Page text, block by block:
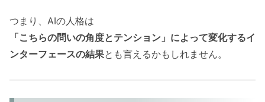
つまり、AIの人格は
「こちらの問いの角度とテンション」によって変化するイ
ンターフェースの結果とも言えるかもしれません。